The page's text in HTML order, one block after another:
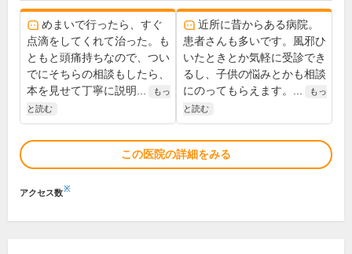
めまいで行ったら、すぐ
点滴をしてくれて治った。も
ともと頭痛持ちなので、つい
でにそちらの相談もしたら、
本を見せて丁寧に説明...
もっ
と読む
近所に昔からある病院。
患者さんも多いです。風邪ひ
いたときとか気軽に受診でき
るし、子供の悩みとかも相談
にのってもらえます。...
もっ
と読む
この医院の詳細をみる
アクセス数※